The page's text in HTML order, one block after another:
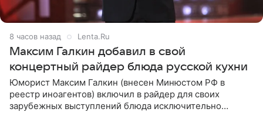
8 часов назад Lenta.Ru
Максим Галкин добавил в свой
концертный райдер блюда русской кухни
Юморист Максим Галкин (внесен Минюстом РФ в
реестр иноагентов) включил в райдер для своих
зарубежных выступлений блюда исключительно